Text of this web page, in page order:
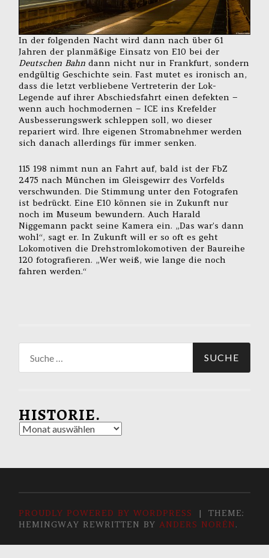
In der folgenden Nacht wird dann nach über 61
Jahren der planmäßige Einsatz von E10 bei der
Deutschen Bahn dann nicht nur in Frankfurt, sondern
endgültig Geschichte sein. Fast mutet es ironisch an,
dass die letzt verbliebene Vertreterin der Lok-
Legende auf ihrer Abschiedsfahrt einen defekten –
wenn auch hochmodernen – ICE ins Krefelder
Ausbesserungswerk schleppen soll, wo dieser
repariert wird. Ihre eigenen Stromabnehmer werden
sich danach allerdings für immer senken.
115 198 nimmt nun an Fahrt auf, bald ist der FbZ
2475 nach München im Gleisgewirr des Vorfelds
verschwunden. Die Stimmung unter den Fotografen
ist bedrückt. Eine E10 können sie in Zukunft nur
noch im Museum bewundern. Auch Harald
Niggemann packt seine Kamera ein. „Das war’s dann
wohl“, sagt er. In Zukunft will er so oft es geht
Lokomotiven die Drehstromlokomotiven der Baureihe
120 fotografieren. „Wer weiß, wie lange die noch
fahren werden.“
nach:
HISTORIE.
Historie.
PROUDLY POWERED BY WORDPRESS |
THEME:
HEMINGWAY REWRITTEN BYANDERS NORÉN.